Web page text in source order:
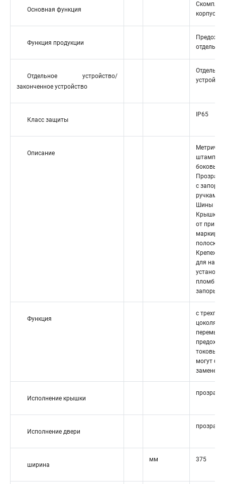
Основная функция
корпус
Функция продукции
Отдельное устройство/
законченное устройство
Класс защиты
IP65
Описание
боковых
с
ручками
Шины
Крышка
от
полоской
для
установки
запоры
Функция
с
цоколями
токовых
могут
заменены
Исполнение крышки
Исполнение двери
ширина
мм 375